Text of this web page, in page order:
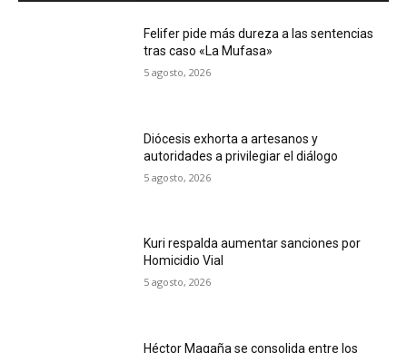
Felifer pide más dureza a las sentencias
tras caso «La Mufasa»
5 agosto, 2026
Diócesis exhorta a artesanos y
autoridades a privilegiar el diálogo
5 agosto, 2026
Kuri respalda aumentar sanciones por
Homicidio Vial
5 agosto, 2026
Héctor Magaña se consolida entre los